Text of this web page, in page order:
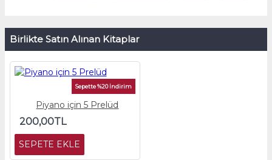
Birlikte Satın Alınan Kitaplar
Sepette %20 İndirim
Piyano için 5 Prelüd
200,00TL
SEPETE EKLE